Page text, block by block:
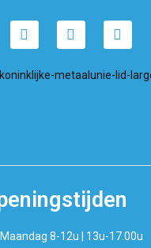
Maandag 8-12u | 13u-17.00u